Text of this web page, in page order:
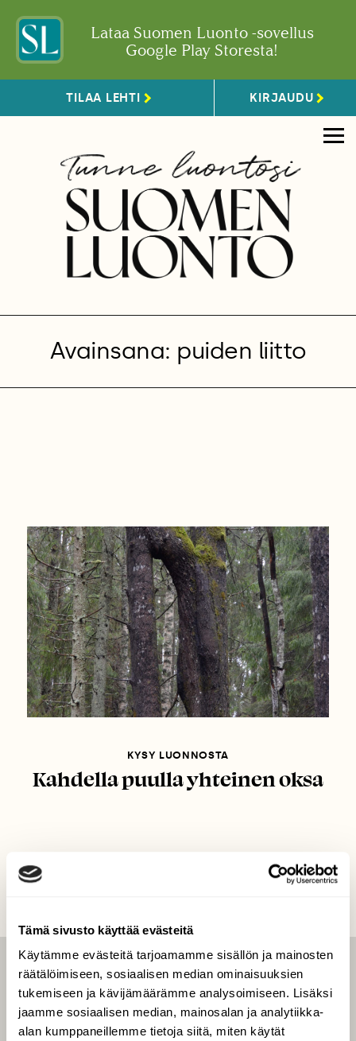
Tämä sivusto käyttää evästeitä
Käytämme evästeitä tarjoamamme sisällön ja mainosten
räätälöimiseen, sosiaalisen median ominaisuuksien
tukemiseen ja kävijämäärämme analysoimiseen. Lisäksi
jaamme sosiaalisen median, mainosalan ja analytiikka-
alan kumppaneillemme tietoja siitä, miten käytät
Lataa Suomen Luonto -sovellus
Google Play Storesta!
TILAA LEHTI KIRJAUDU
Avainsana: puiden liitto
KYSY LUONNOSTA
Kahdella puulla yhteinen oksa
LEHTI
Uusin lehti
Tilaa Suomen Luonto